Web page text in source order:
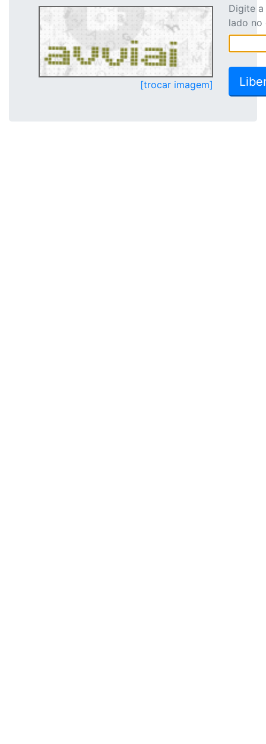
[trocar imagem]
Digite
lado no